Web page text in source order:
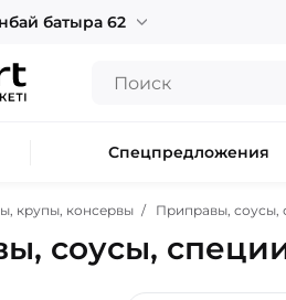
батыра 62
Спецпредложения
крупы, консервы Приправы, соусы,
соусы,